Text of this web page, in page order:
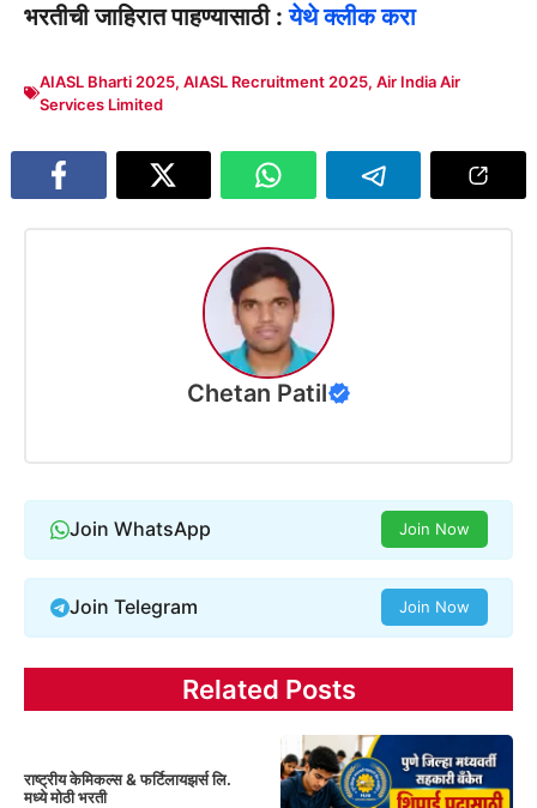
भरतीची जाहिरात पाहण्यासाठी :येथे क्लीक करा
AIASL Bharti 2025, AIASL Recruitment 2025, Air India Air
Services Limited
Chetan Patil
Join WhatsApp Join Now
Join Telegram Join Now
Related Posts
राष्ट्रीय केमिकल्स & फर्टिलायझर्स लि.
मध्ये मोठी भरती